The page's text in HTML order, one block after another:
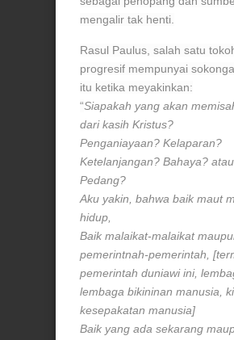
mengalir tak henti.
Rasul Paulus, salah satu
progresif mempunyai
itu ketika meyakinkan:
“Siapakah yang akan
dari kasih Kristus?
Penganiayaan? Kelaparan?
Ketelanjangan? Bahaya? atau
Pedang?
Aku yakin, bahwa baik maut
hidup,
Baik malaikat-malaikat
pemerintnah-pemerintah,
pemerintah duniawi ini,
lembaga bikininan manusia,
kesepakatan manusia]
Baik yang ada sekarang